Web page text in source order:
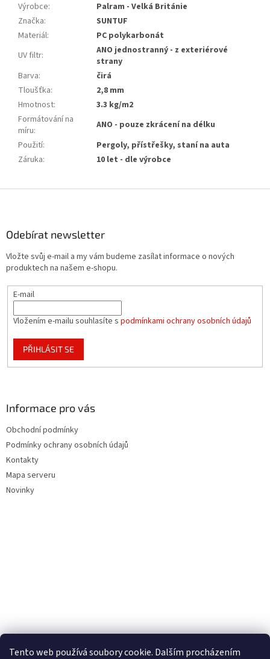
Tento web používá soubory cookie. Dalším procházením
Výrobce:
Palram - Velká Británie
Značka:
SUNTUF
Materiál:
PC polykarbonát
UV filtr:
ANO jednostranný - z exteriérové
strany
Barva:
čirá
Tloušťka:
2,8 mm
Hmotnost:
3.3 kg/m2
Formátování na
míru:
ANO - pouze zkrácení na délku
Použití:
Pergoly, přístřešky, staní na auta
Záruka: 10 let - dle výrobce
Odebírat newsletter
Vložte svůj e-mail a my vám budeme zasílat informace o nových
produktech na našem e-shopu.
E-mail
Vložením e-mailu souhlasíte s podmínkami ochrany osobních údajů
PŘIHLÁSIT SE
Informace pro vás
Obchodní podmínky
Podmínky ochrany osobních údajů
Kontakty
Mapa serveru
Novinky